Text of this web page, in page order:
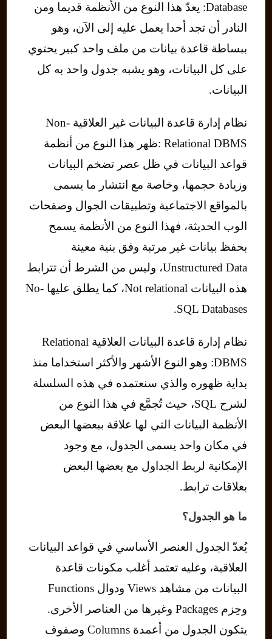
Database: يعدّ هذا النوع من الأنظمة قديما ومن
النادر أن تجد أحدا يعمل عليه إلى الآن، وهو
ببساطة قاعدة بيانات من ملف واحد كبير يحتوي
على كل البيانات، وهو يشبه جدول واحد به كل
البيانات.
نظام إدارة قاعدة البيانات غير العلاقية Non-
Relational DBMS :ظهر هذا النوع من أنظمة
قواعد البيانات في ظل عصر تضخم البيانات
وزيادة حجمها، وخاصة مع انتشار ما يسمى
بالمواقع الاجتماعية وتطبيقات الجوال وصفحات
الوب الحديثة، فهذا النوع من الأنظمة يسمح
بحفظ بيانات غير مرتبة وفق بنية معينة
Unstructured Data، وليس من الشرط أن تترابط
هذه البيانات Not relational، كما يطلق عليها No-
SQL Databases.
نظام إدارة قاعدة البيانات العلاقية Relational
DBMS: وهو النوع الأشهر والأكثر استخداما منذ
بداية ظهوره والذي سنعتمده في هذه السلسلة
لشرح SQL، حيث تُجمَّع في هذا النوع من
الأنظمة البيانات التي لها علاقة ببعضها البعض
في مكان واحد يسمى الجدول، مع وجود
الإمكانية لربط الجداول مع بعضها البعض
بعلاقات ترابط.
ما هو الجدول؟
يُعدّ الجدول العنصر الأساسي في قواعد البيانات
العلاقية، وعليه تعتمد أغلب مكونات قاعدة
البيانات من مشاهد Views ودوال Functions
وحِزم Packages وغيرها من العناصر الأخرى.
يتكون الجدول من أعمدة Columns وصفوف